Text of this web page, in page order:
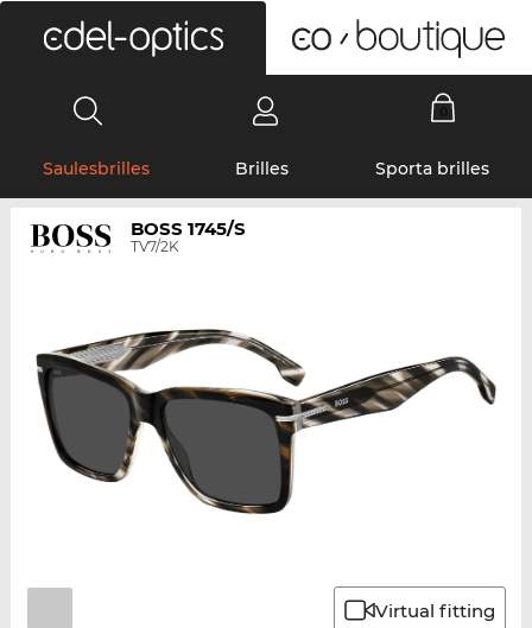
Saulesbrilles Brilles Sporta brilles
BOSS 1745/S
TV7/2K
Virtual fitting